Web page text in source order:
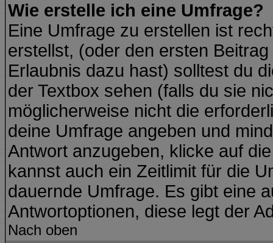
Wie erstelle ich eine Umfrage?
Eine Umfrage zu erstellen ist
erstellst, (oder den ersten
Erlaubnis dazu hast) solltest du
der Textbox sehen (falls du sie
möglicherweise nicht die
deine Umfrage angeben und
Antwort anzugeben, klicke auf
kannst auch ein Zeitlimit für die
dauernde Umfrage. Es gibt eine
Antwortoptionen, diese legt der
Nach oben